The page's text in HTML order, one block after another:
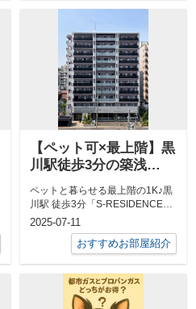
【ペット可×最上階】黒
川駅徒歩3分の築浅
り暮らしに◎
ペットと暮らせる最上階の1K♪黒
川駅 徒歩3分「S-RESIDENCE黒
川本通一丁目」名城線「黒川」...
2025-07-11
おすすめお部屋紹介